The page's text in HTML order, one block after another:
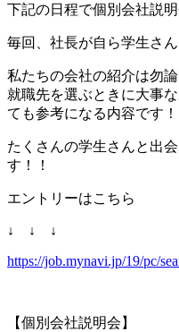
下記の日程で個別会社説
毎回、社長が自ら学生さ
私たちの会社の紹介は勿
就職先を選ぶときに大事
ても参考になる内容です！
たくさんの学生さんと出
す！！
エントリーはこちら
↓ ↓ ↓
https://job.mynavi.jp/19/pc/
【個別会社説明会】